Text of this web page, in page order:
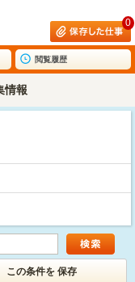
0
閲覧履歴
情報
この条件を 保存